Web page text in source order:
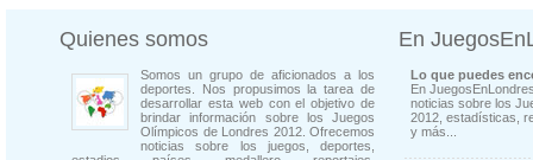
Quienes somos
Somos un grupo de aficionados a los
deportes. Nos propusimos la tarea de
desarrollar esta web con el objetivo de
brindar información sobre los Juegos
Olímpicos de Londres 2012. Ofrecemos
noticias sobre los juegos, deportes,
En
Lo que puedes
En
noticias sobre los
2012, estadísticas,
y más...